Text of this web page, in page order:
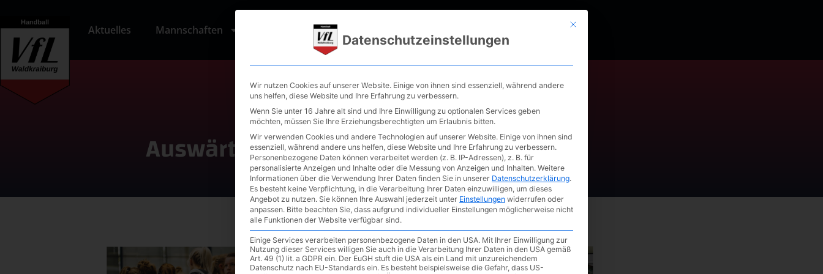
Aktuelles Mannschaften
Auswärtsspieltag am 23./24.03.2019
Mit diesem Button wird der Dialog geschlossen. Seine Funktionalität ist
Datenschutzeinstellungen
Wir nutzen Cookies auf unserer Website. Einige von ihnen sind essenziell, während andere
uns helfen, diese Website und Ihre Erfahrung zu verbessern.
Wenn Sie unter 16 Jahre alt sind und Ihre Einwilligung zu optionalen Services geben
möchten, müssen Sie Ihre Erziehungsberechtigten um Erlaubnis bitten.
Wir verwenden Cookies und andere Technologien auf unserer Website. Einige von ihnen sind
essenziell, während andere uns helfen, diese Website und Ihre Erfahrung zu verbessern.
Personenbezogene Daten können verarbeitet werden (z. B. IP-Adressen), z. B. für
personalisierte Anzeigen und Inhalte oder die Messung von Anzeigen und Inhalten. Weitere
Informationen über die Verwendung Ihrer Daten finden Sie in unserer Datenschutzerklärung.
Es besteht keine Verpflichtung, in die Verarbeitung Ihrer Daten einzuwilligen, um dieses
Angebot zu nutzen. Sie können Ihre Auswahl jederzeit unter Einstellungen widerrufen oder
anpassen. Bitte beachten Sie, dass aufgrund individueller Einstellungen möglicherweise nicht
alle Funktionen der Website verfügbar sind.
Einige Services verarbeiten personenbezogene Daten in den USA. Mit Ihrer Einwilligung zur
Nutzung dieser Services willigen Sie auch in die Verarbeitung Ihrer Daten in den USA gemäß
Art. 49 (1) lit. a GDPR ein. Der EuGH stuft die USA als ein Land mit unzureichendem
Datenschutz nach EU-Standards ein. Es besteht beispielsweise die Gefahr, dass US-